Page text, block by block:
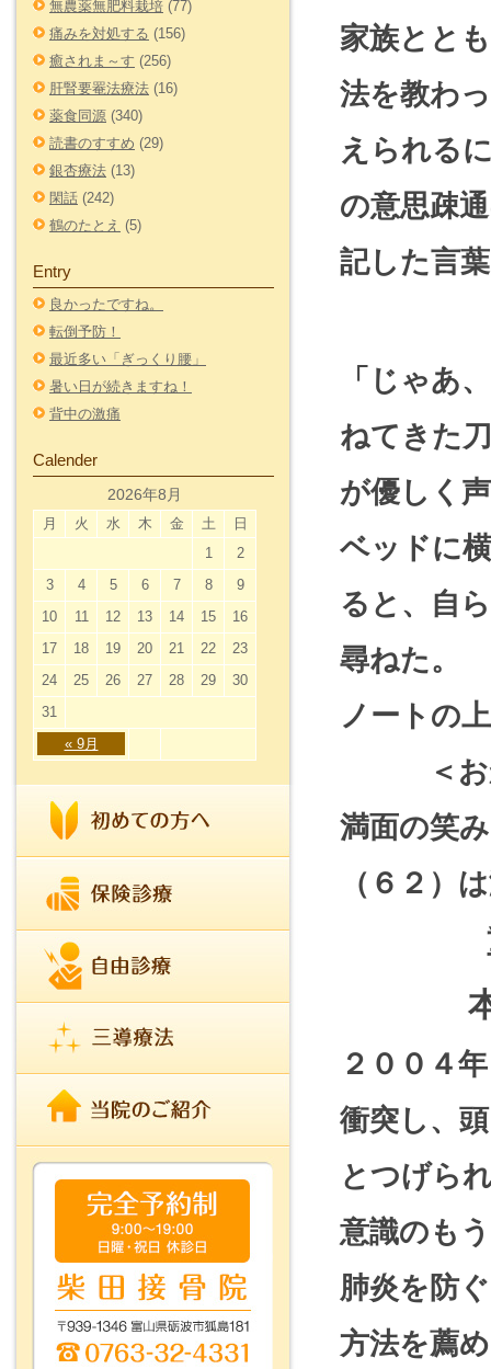
無農薬無肥料栽培 (77)
痛みを対処する (156)
癒されま～す (256)
肝腎要罨法療法 (16)
薬食同源 (340)
読書のすすめ (29)
銀杏療法 (13)
閑話 (242)
鶴のたとえ (5)
Entry
良かったですね。
転倒予防！
最近多い「ぎっくり腰」
暑い日が続きますね！
背中の激痛
Calender
2026年8月
月 火 水 木 金 土 日
« 9月
1
2
3
4 5 6 7 8
9
10
11 12 13 14 15
16
17
18 19 20 21 22
23
24
25 26 27 28 29
30
31
家族とと
法を教わ
えられる
の意思疎
記した言
「じゃあ
ねてきた
が優しく
ベッドに
ると、自
尋ねた。
ノートの
＜おか
満面の笑
（６２）
２００４
衝突し、
とつげら
意識のも
肺炎を防
方法を薦